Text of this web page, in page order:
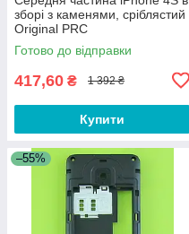
зборі з каменями, сріблястий
Original PRC
Готово до відправки
417,60 ₴ 1 392 ₴
Купити
–55%